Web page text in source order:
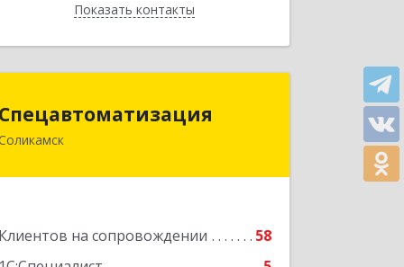
Показать контакты
Назад
Спецавтоматизация
Клиентов на сопровождении
58
618547, Пермский край, Соликамск г,